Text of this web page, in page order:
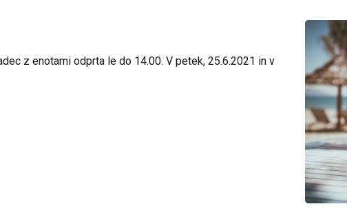
z enotami odprta le do 14.00. V petek, 25.6.2021 in v